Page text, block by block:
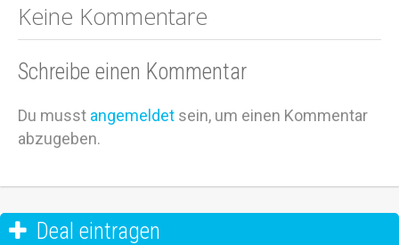
Keine Kommentare
Schreibe einen Kommentar
Du musst angemeldet sein, um einen Kommentar
abzugeben.
 Deal eintragen